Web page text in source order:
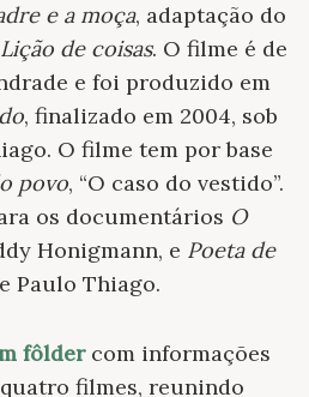
e a moça, adaptação do
Lição de coisas. O filme é de
e foi produzido em
, finalizado em 2004, sob
O filme tem por base
povo, “O caso do vestido”.
os documentários O
Honigmann, e Poeta de
Paulo Thiago.
fôldercom informações
filmes, reunindo